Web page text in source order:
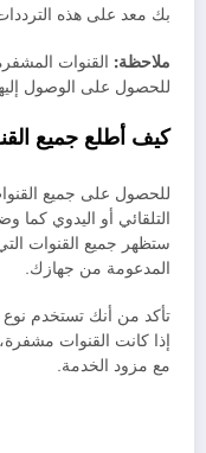
بك معد على هذه
ملاحظة: القنوات
للحصول على الوصول
كيف أطلع جميع
للحصول على جميع
التلقائي أو اليدوي كما
ستظهر جميع القنوات
المدعومة من جهازك.
تأكد من أنك تستخدم نوع
إذا كانت القنوات
مع مزود الخدمة.